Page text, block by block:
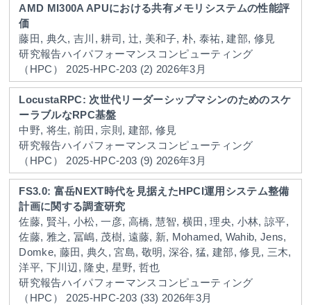
AMD MI300A APUにおける共有メモリシステムの性能評
価
藤田, 典久, 吉川, 耕司, 辻, 美和子, 朴, 泰祐, 建部, 修見
研究報告ハイパフォーマンスコンピューティング
（HPC） 2025-HPC-203 (2) 2026年3月
LocustaRPC: 次世代リーダーシップマシンのためのスケ
ーラブルなRPC基盤
中野, 将生, 前田, 宗則, 建部, 修見
研究報告ハイパフォーマンスコンピューティング
（HPC） 2025-HPC-203 (9) 2026年3月
FS3.0: 富岳NEXT時代を見据えたHPCI運用システム整備
計画に関する調査研究
佐藤, 賢斗, 小松, 一彦, 高橋, 慧智, 横田, 理央, 小林, 諒平,
佐藤, 雅之, 冨嶋, 茂樹, 遠藤, 新, Mohamed, Wahib, Jens,
Domke, 藤田, 典久, 宮島, 敬明, 深谷, 猛, 建部, 修見, 三木,
洋平, 下川辺, 隆史, 星野, 哲也
研究報告ハイパフォーマンスコンピューティング
（HPC） 2025-HPC-203 (33) 2026年3月